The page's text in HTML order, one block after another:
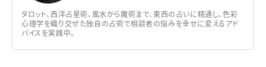
タロット、西洋占星術、風水から魔術まで、東西の占いに精通し、色彩
心理学を織り交ぜた独自の占術で相談者の悩みを幸せに変えるアド
バイスを実践中。